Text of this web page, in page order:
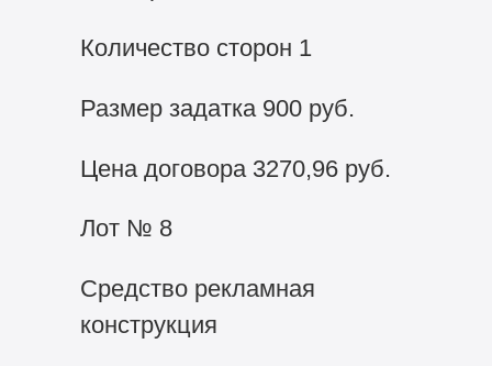
Количество сторон 1
Размер задатка 900 руб.
Цена договора 3270,96 руб.
Лот № 8
Средство рекламная
конструкция